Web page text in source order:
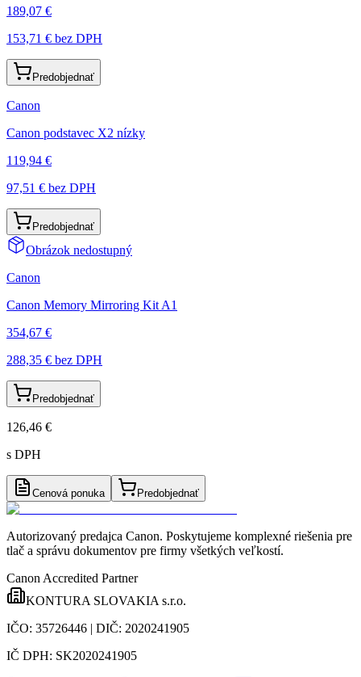
189,07 €
153,71 € bez DPH
Predobjednať
Canon
Canon podstavec X2 nízky
119,94 €
97,51 € bez DPH
Predobjednať
Obrázok nedostupný
Canon
Canon Memory Mirroring Kit A1
354,67 €
288,35 € bez DPH
Predobjednať
126,46 €
s DPH
Cenová ponuka Predobjednať
Autorizovaný predajca Canon. Poskytujeme komplexné riešenia pre
tlač a správu dokumentov pre firmy všetkých veľkostí.
Canon Accredited Partner
KONTURA SLOVAKIA s.r.o.
IČO: 35726446 | DIČ: 2020241905
IČ DPH: SK2020241905